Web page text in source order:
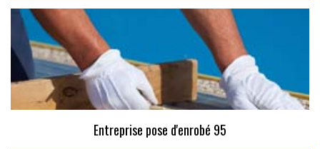
Entreprise pose d'enrobé 95